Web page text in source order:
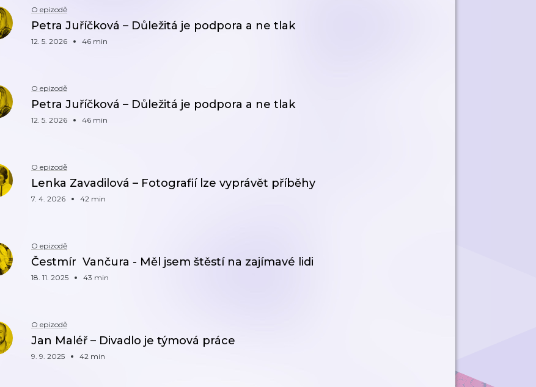
O epizodě
Petra Juříčková – Důležitá je podpora a ne tlak
12. 5. 2026 46 min
O epizodě
Petra Juříčková – Důležitá je podpora a ne tlak
12. 5. 2026 46 min
O epizodě
Lenka Zavadilová – Fotografií lze vyprávět příběhy
7. 4. 2026 42 min
O epizodě
Čestmír Vančura - Měl jsem štěstí na zajímavé lidi
18. 11. 2025 43 min
O epizodě
Jan Maléř – Divadlo je týmová práce
9. 9. 2025 42 min